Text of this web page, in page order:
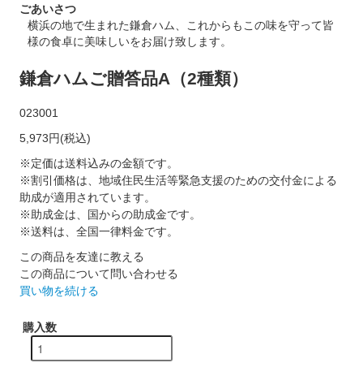
ごあいさつ
横浜の地で生まれた鎌倉ハム、これからもこの味を守って皆
様の食卓に美味しいをお届け致します。
鎌倉ハムご贈答品A（2種類）
023001
5,973円(税込)
※定価は送料込みの金額です。
※割引価格は、地域住民生活等緊急支援のための交付金による
助成が適用されています。
※助成金は、国からの助成金です。
※送料は、全国一律料金です。
この商品を友達に教える
この商品について問い合わせる
買い物を続ける
購入数